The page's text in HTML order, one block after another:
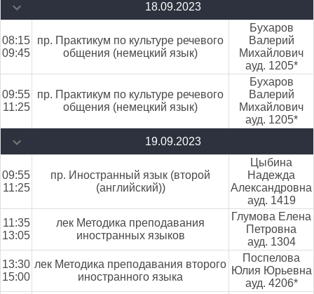
18.09.2023
08:15
09:45
пр. Практикум по культуре речевого
общения (немецкий язык)
Бухаров
Валерий
Михайлович
ауд. 1205*
09:55
11:25
пр. Практикум по культуре речевого
общения (немецкий язык)
Бухаров
Валерий
Михайлович
ауд. 1205*
19.09.2023
09:55
11:25
пр. Иностранный язык (второй
(английский))
Цыбина
Надежда
Александровна
ауд. 1419
11:35
13:05
лек Методика преподавания
иностранных языков
Глумова Елена
Петровна
ауд. 1304
13:30
15:00
лек Методика преподавания второго
иностранного языка
Поспелова
Юлия Юрьевна
ауд. 4206*